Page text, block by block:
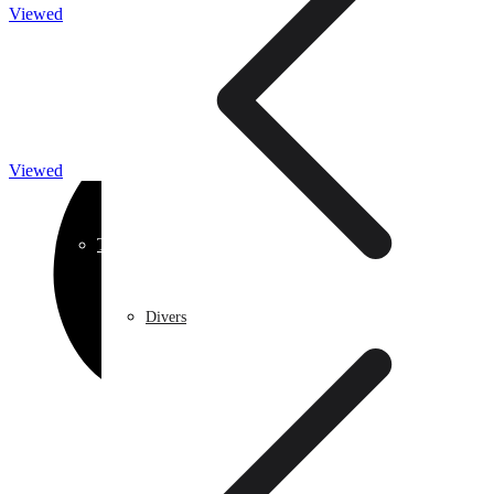
Traitement de l’eau
Viewed
Divers
Viewed